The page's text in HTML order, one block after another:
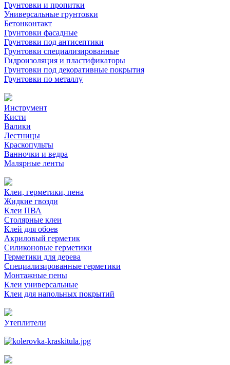
Грунтовки и пропитки
Универсальные грунтовки
Бетонконтакт
Грунтовки фасадные
Грунтовки под антисептики
Грунтовки специализированные
Гидроизоляция и пластификаторы
Грунтовки под декоративные покрытия
Грунтовки по металлу
Инструмент
Кисти
Валики
Лестницы
Краскопульты
Ванночки и ведра
Малярные ленты
Клеи, герметики, пена
Жидкие гвозди
Клеи ПВА
Столярные клеи
Клей для обоев
Акриловый герметик
Силиконовые герметики
Герметики для дерева
Специализированные герметики
Монтажные пены
Клеи универсальные
Клеи для напольных покрытий
Утеплители